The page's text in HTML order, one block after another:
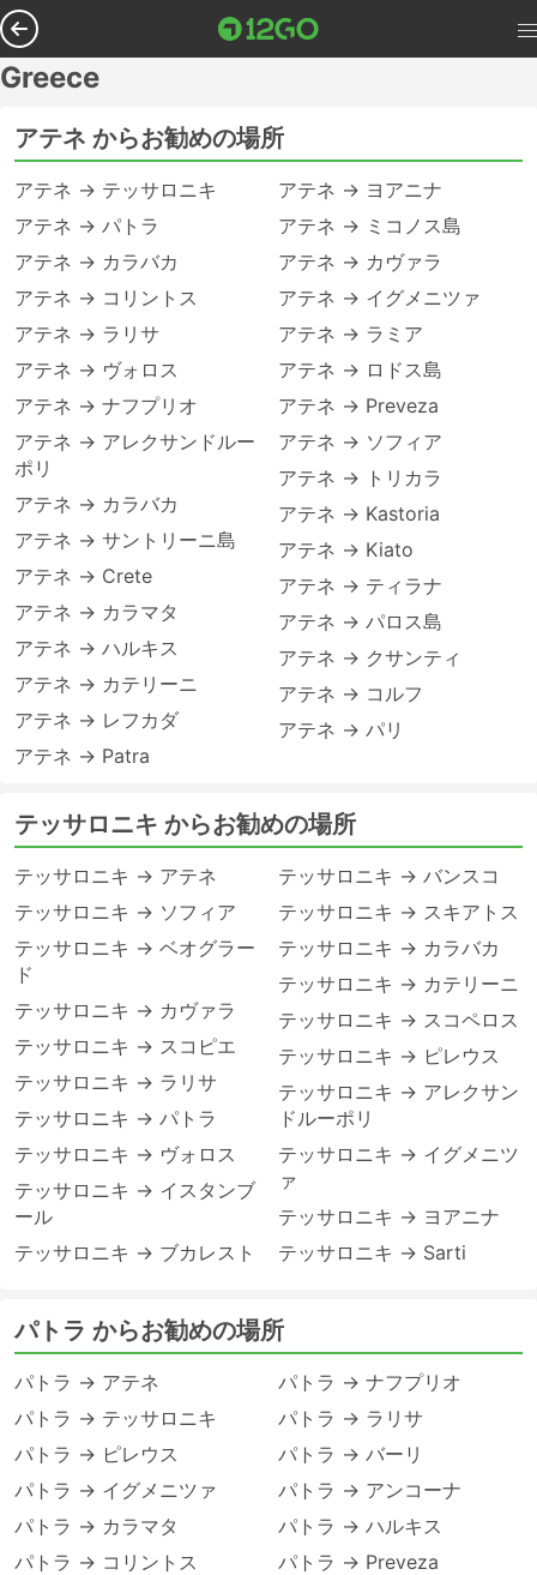
Greece
アテネ からお勧めの場所
アテネ → テッサロニキ
アテネ → パトラ
アテネ → カラバカ
アテネ → コリントス
アテネ → ラリサ
アテネ → ヴォロス
アテネ → ナフプリオ
アテネ → アレクサンドルー
ポリ
アテネ → カラバカ
アテネ → サントリーニ島
アテネ → Crete
アテネ → カラマタ
アテネ → ハルキス
アテネ → カテリーニ
アテネ → レフカダ
アテネ → Patra
アテネ → ヨアニナ
アテネ → ミコノス島
アテネ → カヴァラ
アテネ → イグメニツァ
アテネ → ラミア
アテネ → ロドス島
アテネ → Preveza
アテネ → ソフィア
アテネ → トリカラ
アテネ → Kastoria
アテネ → Kiato
アテネ → ティラナ
アテネ → パロス島
アテネ → クサンティ
アテネ → コルフ
アテネ → パリ
テッサロニキ からお勧めの場所
テッサロニキ → アテネ
テッサロニキ → ソフィア
テッサロニキ → ベオグラー
ド
テッサロニキ → カヴァラ
テッサロニキ → スコピエ
テッサロニキ → ラリサ
テッサロニキ → パトラ
テッサロニキ → ヴォロス
テッサロニキ → イスタンブ
ール
テッサロニキ → ブカレスト
テッサロニキ → バンスコ
テッサロニキ → スキアトス
テッサロニキ → カラバカ
テッサロニキ → カテリーニ
テッサロニキ → スコペロス
テッサロニキ → ピレウス
テッサロニキ → アレクサン
ドルーポリ
テッサロニキ → イグメニツ
ァ
テッサロニキ → ヨアニナ
テッサロニキ → Sarti
パトラ からお勧めの場所
パトラ → アテネ
パトラ → テッサロニキ
パトラ → ピレウス
パトラ → イグメニツァ
パトラ → カラマタ
パトラ → コリントス
パトラ → ナフプリオ
パトラ → ラリサ
パトラ → バーリ
パトラ → アンコーナ
パトラ → ハルキス
パトラ → Preveza